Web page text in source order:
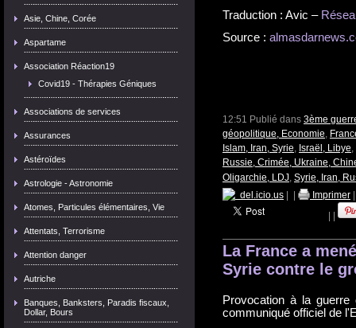
Asie, Chine, Corée
Aspartame
Association Réaction19
Covid19 - Thérapies Géniques
Associations de services
Assurances
Astéroïdes
Astrologie - Astronomie
Atomes, Particules élémentaires, Vie
Attentats, Terrorisme
Attention danger
Autriche
Banques, Banksters, Paradis fiscaux,
Dollar, Bours
Traduction : Avic –
Source :
12:51 Publié dans 3ème
géopolitique, Economie,
Islam, Iran, Syrie, Israël, Libye,
Russie, Crimée, Ukraine,
Oligarchie, LDJ, Syrie, Iran,
del.icio.us
Imprimer
La France a
Syrie contre le
Provocation à la
communiqué officiel de